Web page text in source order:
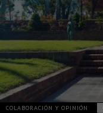
COLABORACIÓN Y OPINIÓN